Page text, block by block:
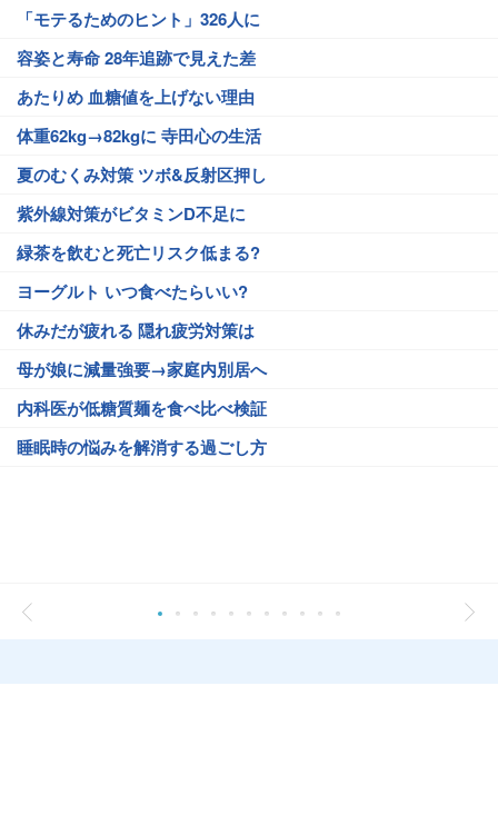
「モテるためのヒント」326人に
容姿と寿命 28年追跡で見えた差
あたりめ 血糖値を上げない理由
体重62kg→82kgに 寺田心の生活
夏のむくみ対策 ツボ&反射区押し
紫外線対策がビタミンD不足に
緑茶を飲むと死亡リスク低まる?
ヨーグルト いつ食べたらいい?
休みだが疲れる 隠れ疲労対策は
母が娘に減量強要→家庭内別居へ
内科医が低糖質麺を食べ比べ検証
睡眠時の悩みを解消する過ごし方